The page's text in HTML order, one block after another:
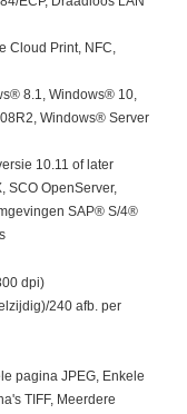
Cloud Print, NFC,
8.1, Windows® 10,
Windows® Server
10.11 of later
SCO OpenServer,
SAP® S/4®
dpi)
240 afb. per
pagina JPEG, Enkele
TIFF, Meerdere